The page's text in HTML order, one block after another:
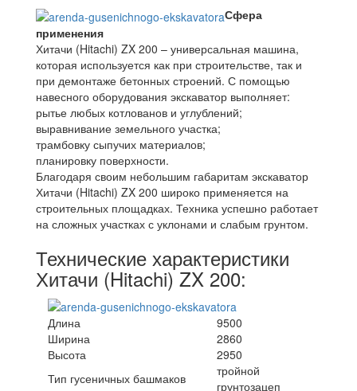
Сфера
применения
Хитачи (Hitachi) ZX 200 – универсальная машина,
которая используется как при строительстве, так и
при демонтаже бетонных строений. С помощью
навесного оборудования экскаватор выполняет:
рытье любых котлованов и углублений;
выравнивание земельного участка;
трамбовку сыпучих материалов;
планировку поверхности.
Благодаря своим небольшим габаритам экскаватор
Хитачи (Hitachi) ZX 200 широко применяется на
строительных площадках. Техника успешно работает
на сложных участках с уклонами и слабым грунтом.
Технические характеристики
Хитачи (Hitachi) ZX 200:
Длина
9500
Ширина
2860
Высота
2950
Тип гусеничных башмаков
тройной
грунтозацеп